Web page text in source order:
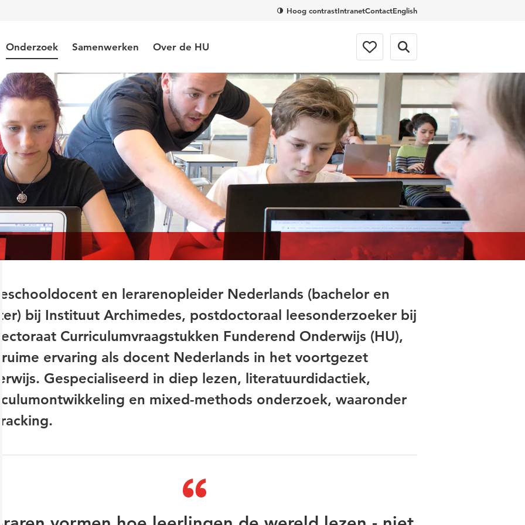
Hoog contrastIntranetContactEnglish
Onderzoek Samenwerken Over de HU
en lerarenopleider Nederlands (bachelor en
bij Instituut Archimedes, postdoctoraal leesonderzoeker bij
lectoraat Curriculumvraagstukken Funderend Onderwijs (HU),
ruime ervaring als docent Nederlands in het voortgezet
Gespecialiseerd in diep lezen, literatuurdidactiek,
en mixed-methods onderzoek, waaronder